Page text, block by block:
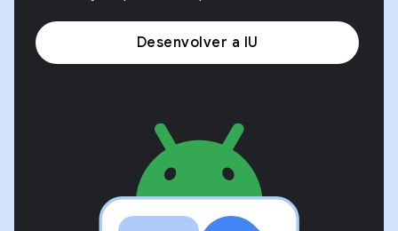
Desenvolver a IU